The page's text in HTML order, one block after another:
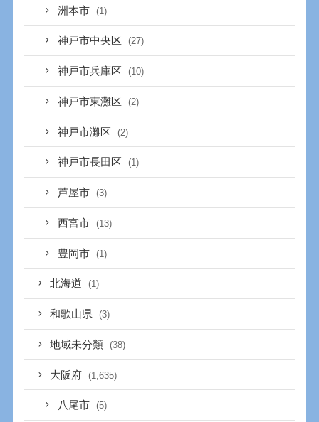
洲本市 (1)
神戸市中央区 (27)
神戸市兵庫区 (10)
神戸市東灘区 (2)
神戸市灘区 (2)
神戸市長田区 (1)
芦屋市 (3)
西宮市 (13)
豊岡市 (1)
北海道 (1)
和歌山県 (3)
地域未分類 (38)
大阪府 (1,635)
八尾市 (5)